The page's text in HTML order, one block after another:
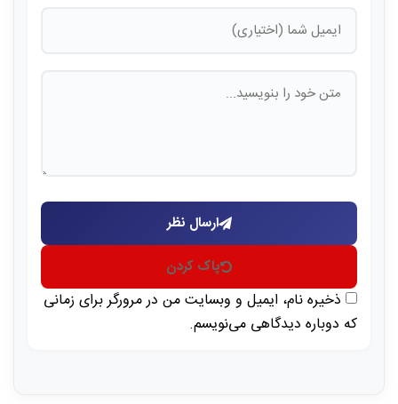
ارسال نظر
پاک کردن
ذخیره نام، ایمیل و وبسایت من در مرورگر برای زمانی
که دوباره دیدگاهی می‌نویسم.